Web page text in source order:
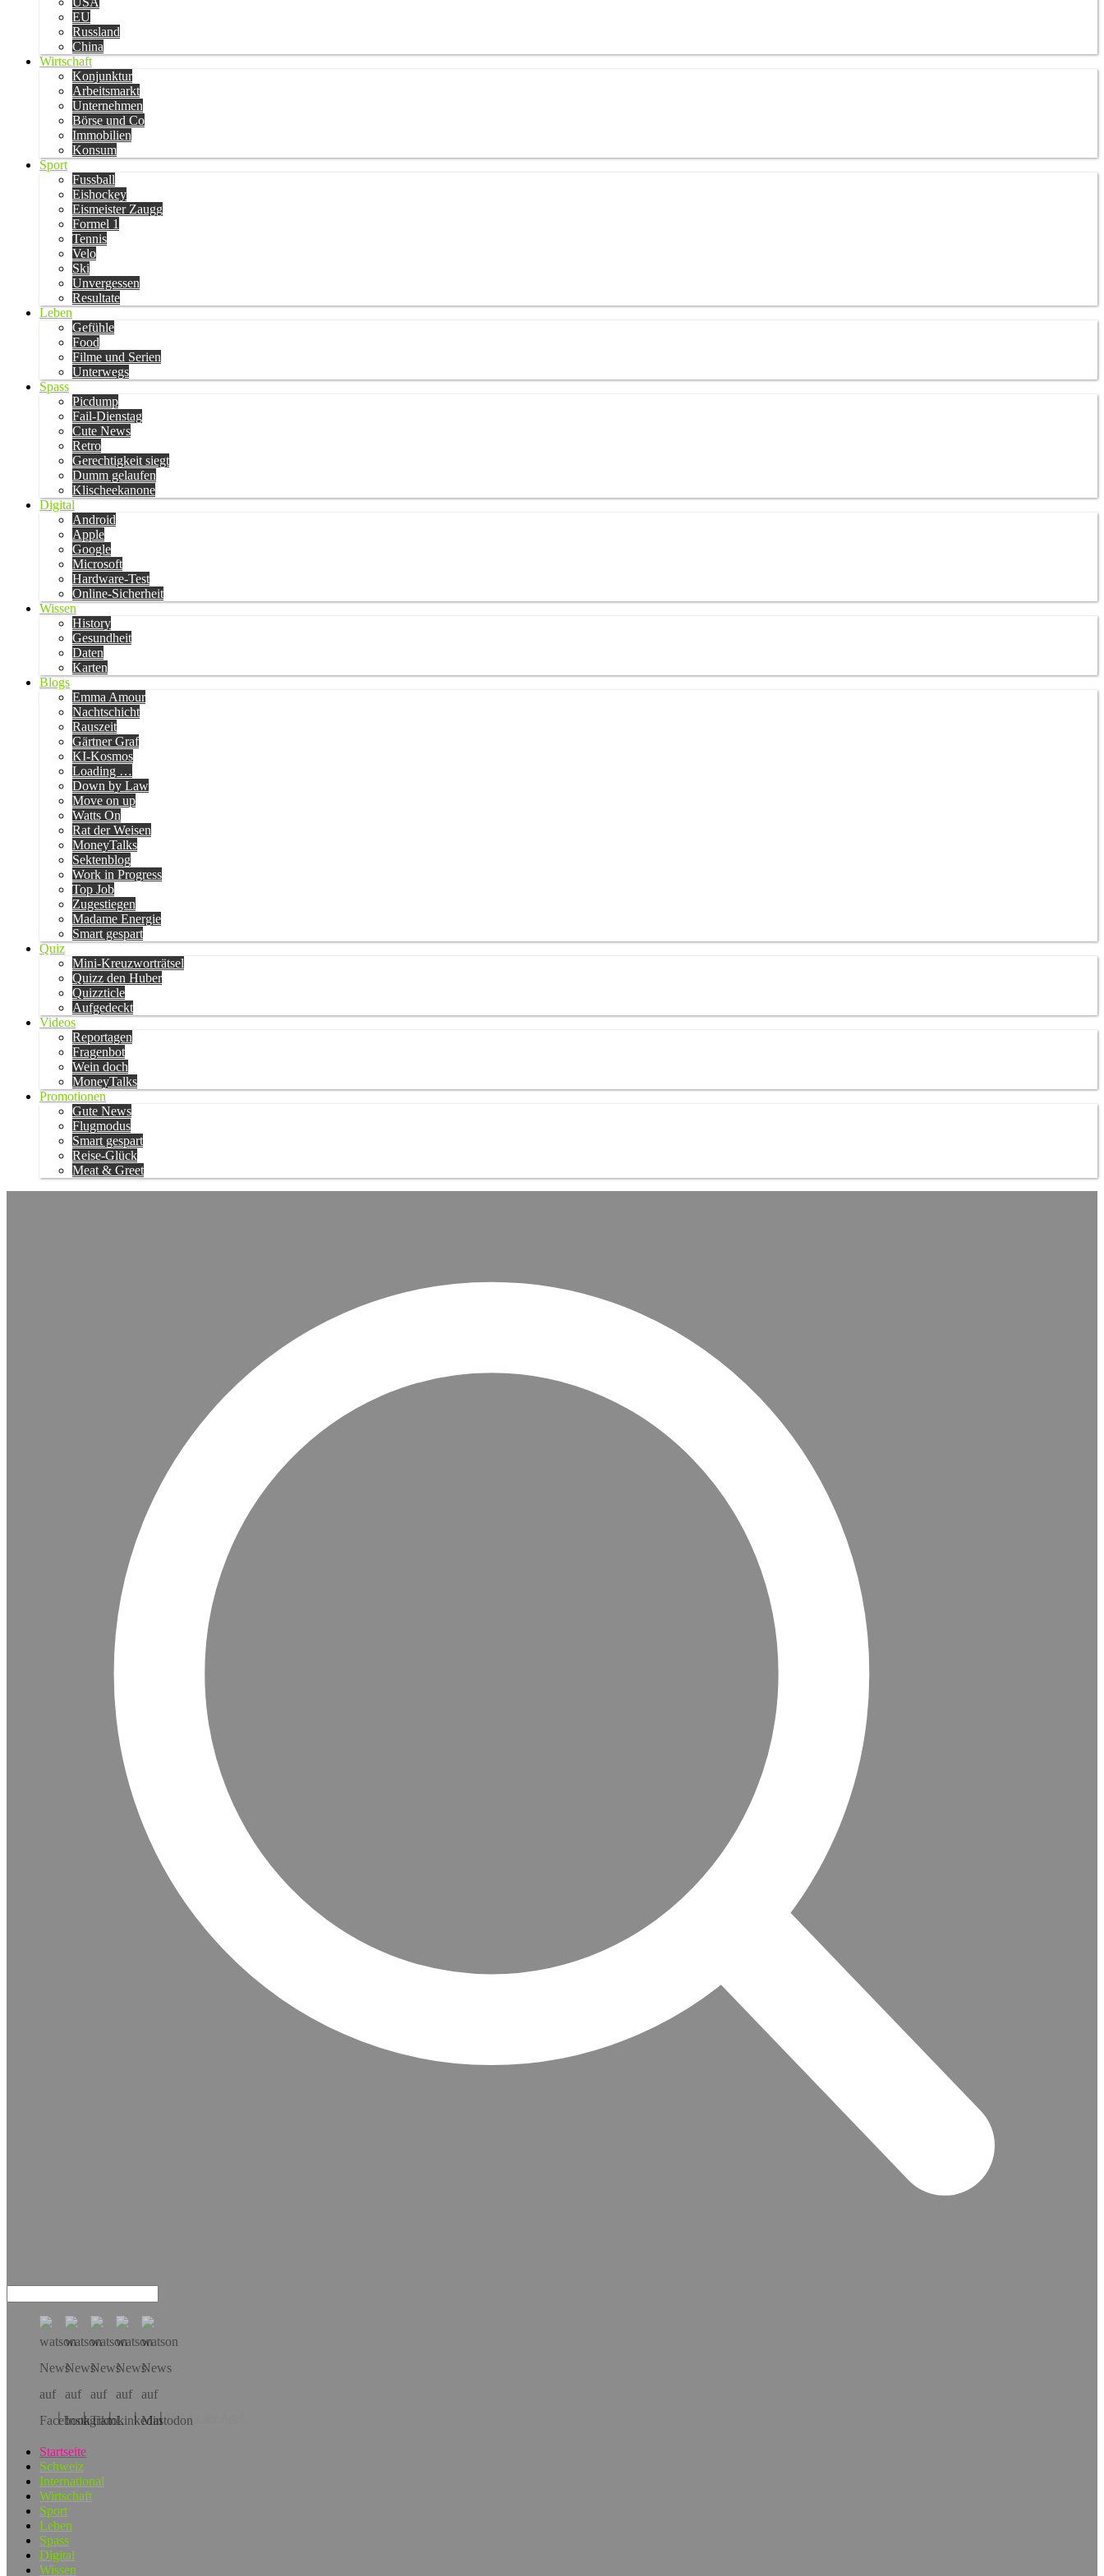
EU
Russland
China
Wirtschaft
Konjunktur
Arbeitsmarkt
Unternehmen
Börse und Co
Immobilien
Konsum
Sport
Fussball
Eishockey
Eismeister Zaugg
Formel 1
Tennis
Velo
Ski
Unvergessen
Resultate
Leben
Gefühle
Food
Filme und Serien
Unterwegs
Spass
Picdump
Fail-Dienstag
Cute News
Retro
Gerechtigkeit siegt
Dumm gelaufen
Klischeekanone
Digital
Android
Apple
Google
Microsoft
Hardware-Test
Online-Sicherheit
Wissen
History
Gesundheit
Daten
Karten
Blogs
Emma Amour
Nachtschicht
Rauszeit
Gärtner Graf
KI-Kosmos
Loading …
Down by Law
Move on up
Watts On
Rat der Weisen
MoneyTalks
Sektenblog
Work in Progress
Top Job
Zugestiegen
Madame Energie
Smart gespart
Quiz
Mini-Kreuzworträtsel
Quizz den Huber
Quizzticle
Aufgedeckt
Videos
Reportagen
Fragenbot
Wein doch
MoneyTalks
Promotionen
Gute News
Flugmodus
Smart gespart
Reise-Glück
Meat & Greet
Hol dir die App!
Startseite
Schweiz
International
Wirtschaft
Sport
Leben
Spass
Digital
Wissen